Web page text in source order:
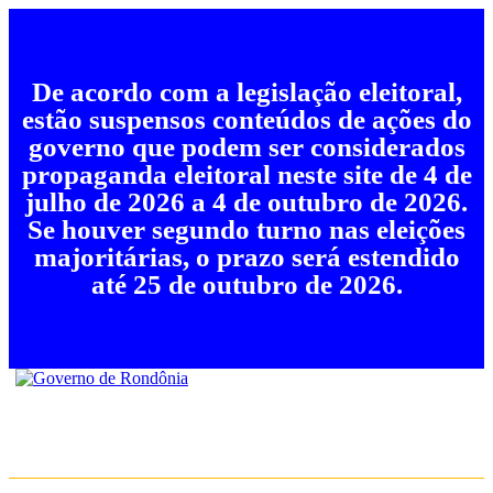
De acordo com a legislação eleitoral,
estão suspensos conteúdos de ações do
governo que podem ser considerados
propaganda eleitoral neste site de 4 de
julho de 2026 a 4 de outubro de 2026.
Se houver segundo turno nas eleições
majoritárias, o prazo será estendido
até 25 de outubro de 2026.